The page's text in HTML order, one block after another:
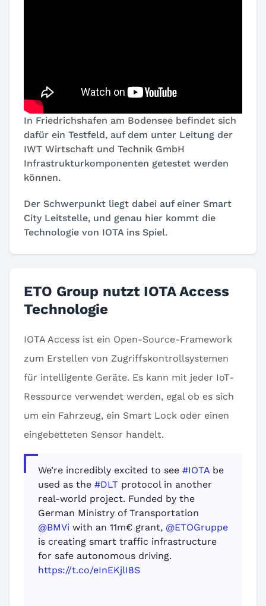
In Friedrichshafen am Bodensee befindet sich
dafür ein Testfeld, auf dem unter Leitung der
IWT Wirtschaft und Technik GmbH
Infrastrukturkomponenten getestet werden
können.
Der Schwerpunkt liegt dabei auf einer Smart
City Leitstelle, und genau hier kommt die
Technologie von IOTA ins Spiel.
ETO Group nutzt IOTA Access
Technologie
IOTA Access ist ein Open-Source-Framework
zum Erstellen von Zugriffskontrollsystemen
für intelligente Geräte. Es kann mit jeder IoT-
Ressource verwendet werden, egal ob es sich
um ein Fahrzeug, ein Smart Lock oder einen
eingebetteten Sensor handelt.
We’re incredibly excited to see #IOTA be
used as the #DLT protocol in another
real-world project. Funded by the
German Ministry of Transportation
@BMVi with an 11m€ grant, @ETOGruppe
is creating smart traffic infrastructure
for safe autonomous driving.
https://t.co/eInEKjlI8S